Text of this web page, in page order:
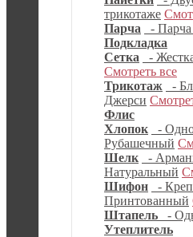
трикотаже
Парча
- Парча
Подкладка
Сетка
-
Смотреть все
Трикотаж
-
Джерси
Флис
Хлопок
-
Рубашечный
Шелк
-
Натуральный
Шифон
-
Принтованный
Штапель
-
Утеплитель